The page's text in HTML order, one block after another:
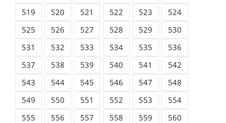
519
520 521 522 523
524
525
526 527 528 529
530
531
532 533 534 535
536
537
538 539 540 541
542
543
544 545 546 547
548
549
550 551 552 553
554
555
556 557 558 559
560